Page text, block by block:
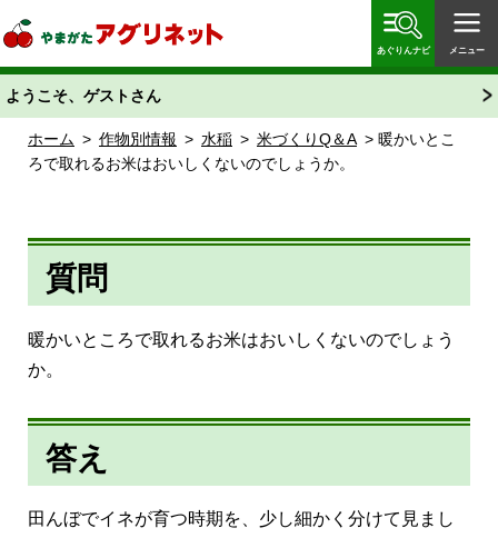
「あぐりん」
あぐりんナビ メニュー
ようこそ、ゲストさん
ホーム > 作物別情報 > 水稲 > 米づくりQ＆A > 暖かいとこ
ろで取れるお米はおいしくないのでしょうか。
質問
暖かいところで取れるお米はおいしくないのでしょう
か。
答え
田んぼでイネが育つ時期を、少し細かく分けて見まし